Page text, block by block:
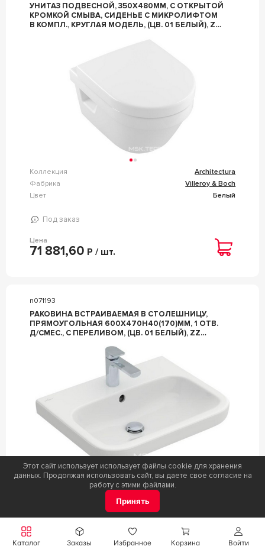
Войти
Каталог Заказы Избранное Корзина
УНИТАЗ ПОДВЕСНОЙ, 350Х480ММ, С ОТКРЫТОЙ
КРОМКОЙ СМЫВА, СИДЕНЬЕ С МИКРОЛИФТОМ
В КОМПЛ., КРУГЛАЯ МОДЕЛЬ, (ЦВ. 01 БЕЛЫЙ), ZZ
Коллекция
Architectura
Фабрика
Villeroy & Boch
Цвет
Белый
Под заказ
Цена
71 881,60 Р / шт.
n071193
РАКОВИНА ВСТРАИВАЕМАЯ В СТОЛЕШНИЦУ,
ПРЯМОУГОЛЬНАЯ 600Х470H40(170)ММ, 1 ОТВ.
Д/СМЕС., С ПЕРЕЛИВОМ, (ЦВ. 01 БЕЛЫЙ), ZZ
Коллекция
Architectura
Под заказ
Цена
Этот сайт использует использует файлы cookie для хранения
данных. Продолжая использовать сайт, вы даете свое согласие на
работу с этими файлами.
Принять